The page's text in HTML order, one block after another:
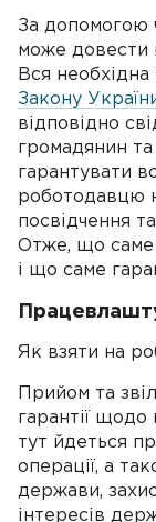
За допомогою
може довести
Вся необхідна
Закону
відповідно
громадянин
гарантувати
роботодавцю
посвідчення
Отже, що саме
і що саме
Як взяти на
Прийом та
гарантії
тут йдеться
операції, а
держави,
інтересів